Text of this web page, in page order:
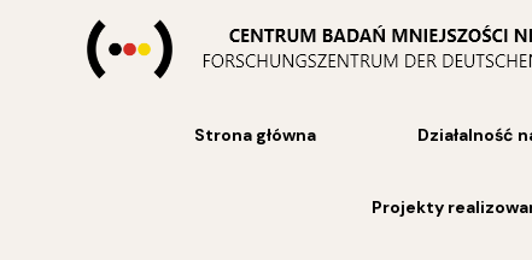
Strona główna Działalność
Projekty